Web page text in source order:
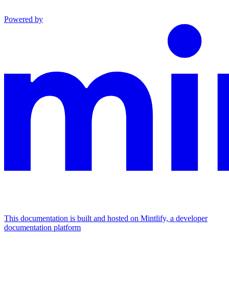
Powered by
This documentation is built and hosted on Mintlify, a developer
documentation platform